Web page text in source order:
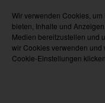
Wir verwenden Cookies,
bieten, Inhalte und
Medien bereitzustellen und
wir Cookies verwenden
Cookie-Einstellungen klicken.